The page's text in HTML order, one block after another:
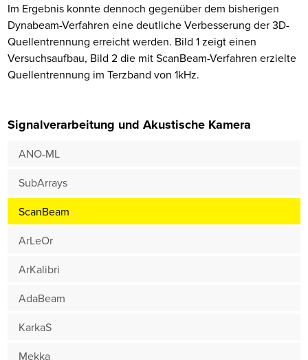
Im Ergebnis konnte dennoch gegenüber dem bisherigen
Dynabeam-Verfahren eine deutliche Verbesserung der 3D-
Quellentrennung erreicht werden. Bild 1 zeigt einen
Versuchsaufbau, Bild 2 die mit ScanBeam-Verfahren erzielte
Quellentrennung im Terzband von 1kHz.
Signalverarbeitung und Akustische Kamera
ANO-ML
SubArrays
ScanBeam
ArLeOr
ArKalibri
AdaBeam
KarkaS
Mekka